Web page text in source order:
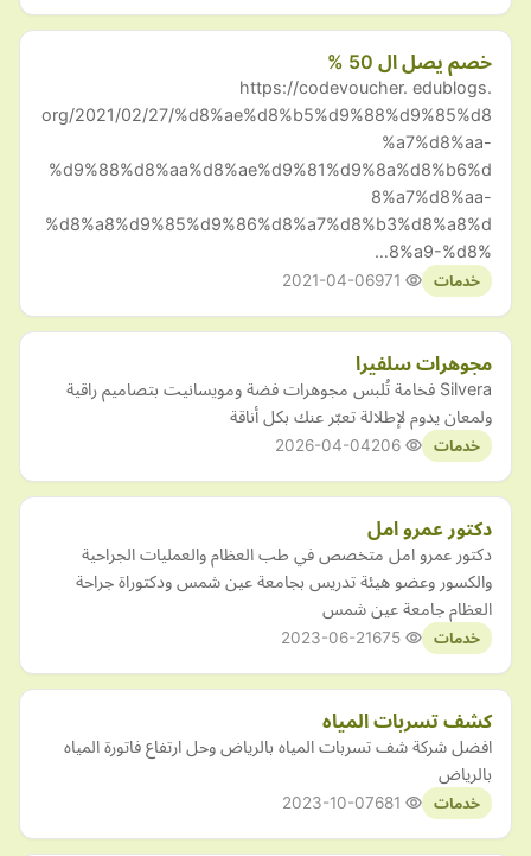
خصم يصل ال 50 %
https://codevoucher. edublogs.
org/2021/02/27/%d8%ae%d8%b5%d9%88%d9%85%d8
%a7%d8%aa-
%d9%88%d8%aa%d8%ae%d9%81%d9%8a%d8%b6%d
8%a7%d8%aa-
%d8%a8%d9%85%d9%86%d8%a7%d8%b3%d8%a8%d
8%a9-%d8%…
خدمات 2021-04-06
مجوهرات سلفيرا
Silvera فخامة تُلبس مجوهرات فضة ومويسانيت بتصاميم راقية
ولمعان يدوم لإطلالة تعبّر عنك بكل أناقة
خدمات 2026-04-04
دكتور عمرو امل
دكتور عمرو امل متخصص في طب العظام والعمليات الجراحية
والكسور وعضو هيئة تدريس بجامعة عين شمس ودكتوراة جراحة
العظام جامعة عين شمس
خدمات 2023-06-21
كشف تسربات المياه
افضل شركة شف تسربات المياه بالرياض وحل ارتفاع فاتورة المياه
بالرياض
خدمات 2023-10-07